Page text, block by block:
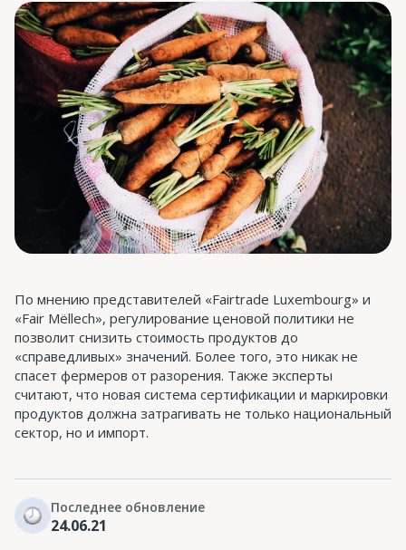
По мнению представителей «Fairtrade Luxembourg» и
«Fair Mëllech», регулирование ценовой политики не
позволит снизить стоимость продуктов до
«справедливых» значений. Более того, это никак не
спасет фермеров от разорения. Также эксперты
считают, что новая система сертификации и маркировки
продуктов должна затрагивать не только национальный
сектор, но и импорт.
Последнее обновление
24.06.21